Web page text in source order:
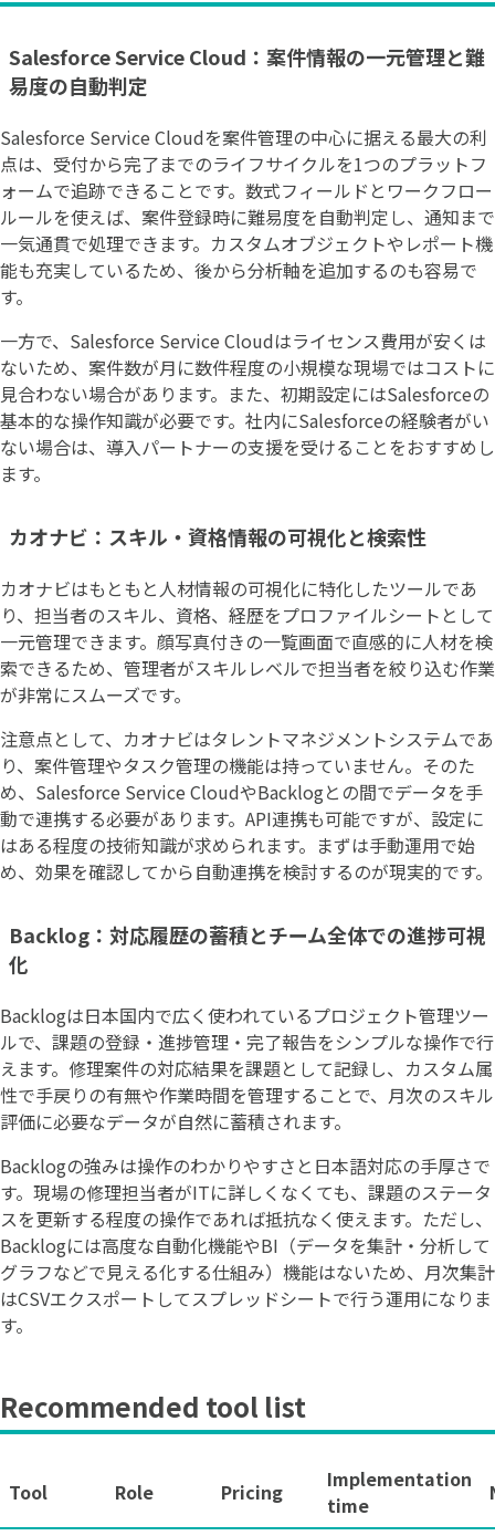
Salesforce Service Cloud：案件情報の一元管理と難
易度の自動判定
Salesforce Service Cloudを案件管理の中心に据える最大の利
点は、受付から完了までのライフサイクルを1つのプラットフ
ォームで追跡できることです。数式フィールドとワークフロー
ルールを使えば、案件登録時に難易度を自動判定し、通知まで
一気通貫で処理できます。カスタムオブジェクトやレポート機
能も充実しているため、後から分析軸を追加するのも容易で
す。
一方で、Salesforce Service Cloudはライセンス費用が安くは
ないため、案件数が月に数件程度の小規模な現場ではコストに
見合わない場合があります。また、初期設定にはSalesforceの
基本的な操作知識が必要です。社内にSalesforceの経験者がい
ない場合は、導入パートナーの支援を受けることをおすすめし
ます。
カオナビ：スキル・資格情報の可視化と検索性
カオナビはもともと人材情報の可視化に特化したツールであ
り、担当者のスキル、資格、経歴をプロファイルシートとして
一元管理できます。顔写真付きの一覧画面で直感的に人材を検
索できるため、管理者がスキルレベルで担当者を絞り込む作業
が非常にスムーズです。
注意点として、カオナビはタレントマネジメントシステムであ
り、案件管理やタスク管理の機能は持っていません。そのた
め、Salesforce Service CloudやBacklogとの間でデータを手
動で連携する必要があります。API連携も可能ですが、設定に
はある程度の技術知識が求められます。まずは手動運用で始
め、効果を確認してから自動連携を検討するのが現実的です。
Backlog：対応履歴の蓄積とチーム全体での進捗可視
化
Backlogは日本国内で広く使われているプロジェクト管理ツー
ルで、課題の登録・進捗管理・完了報告をシンプルな操作で行
えます。修理案件の対応結果を課題として記録し、カスタム属
性で手戻りの有無や作業時間を管理することで、月次のスキル
評価に必要なデータが自然に蓄積されます。
Backlogの強みは操作のわかりやすさと日本語対応の手厚さで
す。現場の修理担当者がITに詳しくなくても、課題のステータ
スを更新する程度の操作であれば抵抗なく使えます。ただし、
Backlogには高度な自動化機能やBI（データを集計・分析して
グラフなどで見える化する仕組み）機能はないため、月次集計
はCSVエクスポートしてスプレッドシートで行う運用になりま
す。
Recommended tool list
Tool Role Pricing
Implementation
time